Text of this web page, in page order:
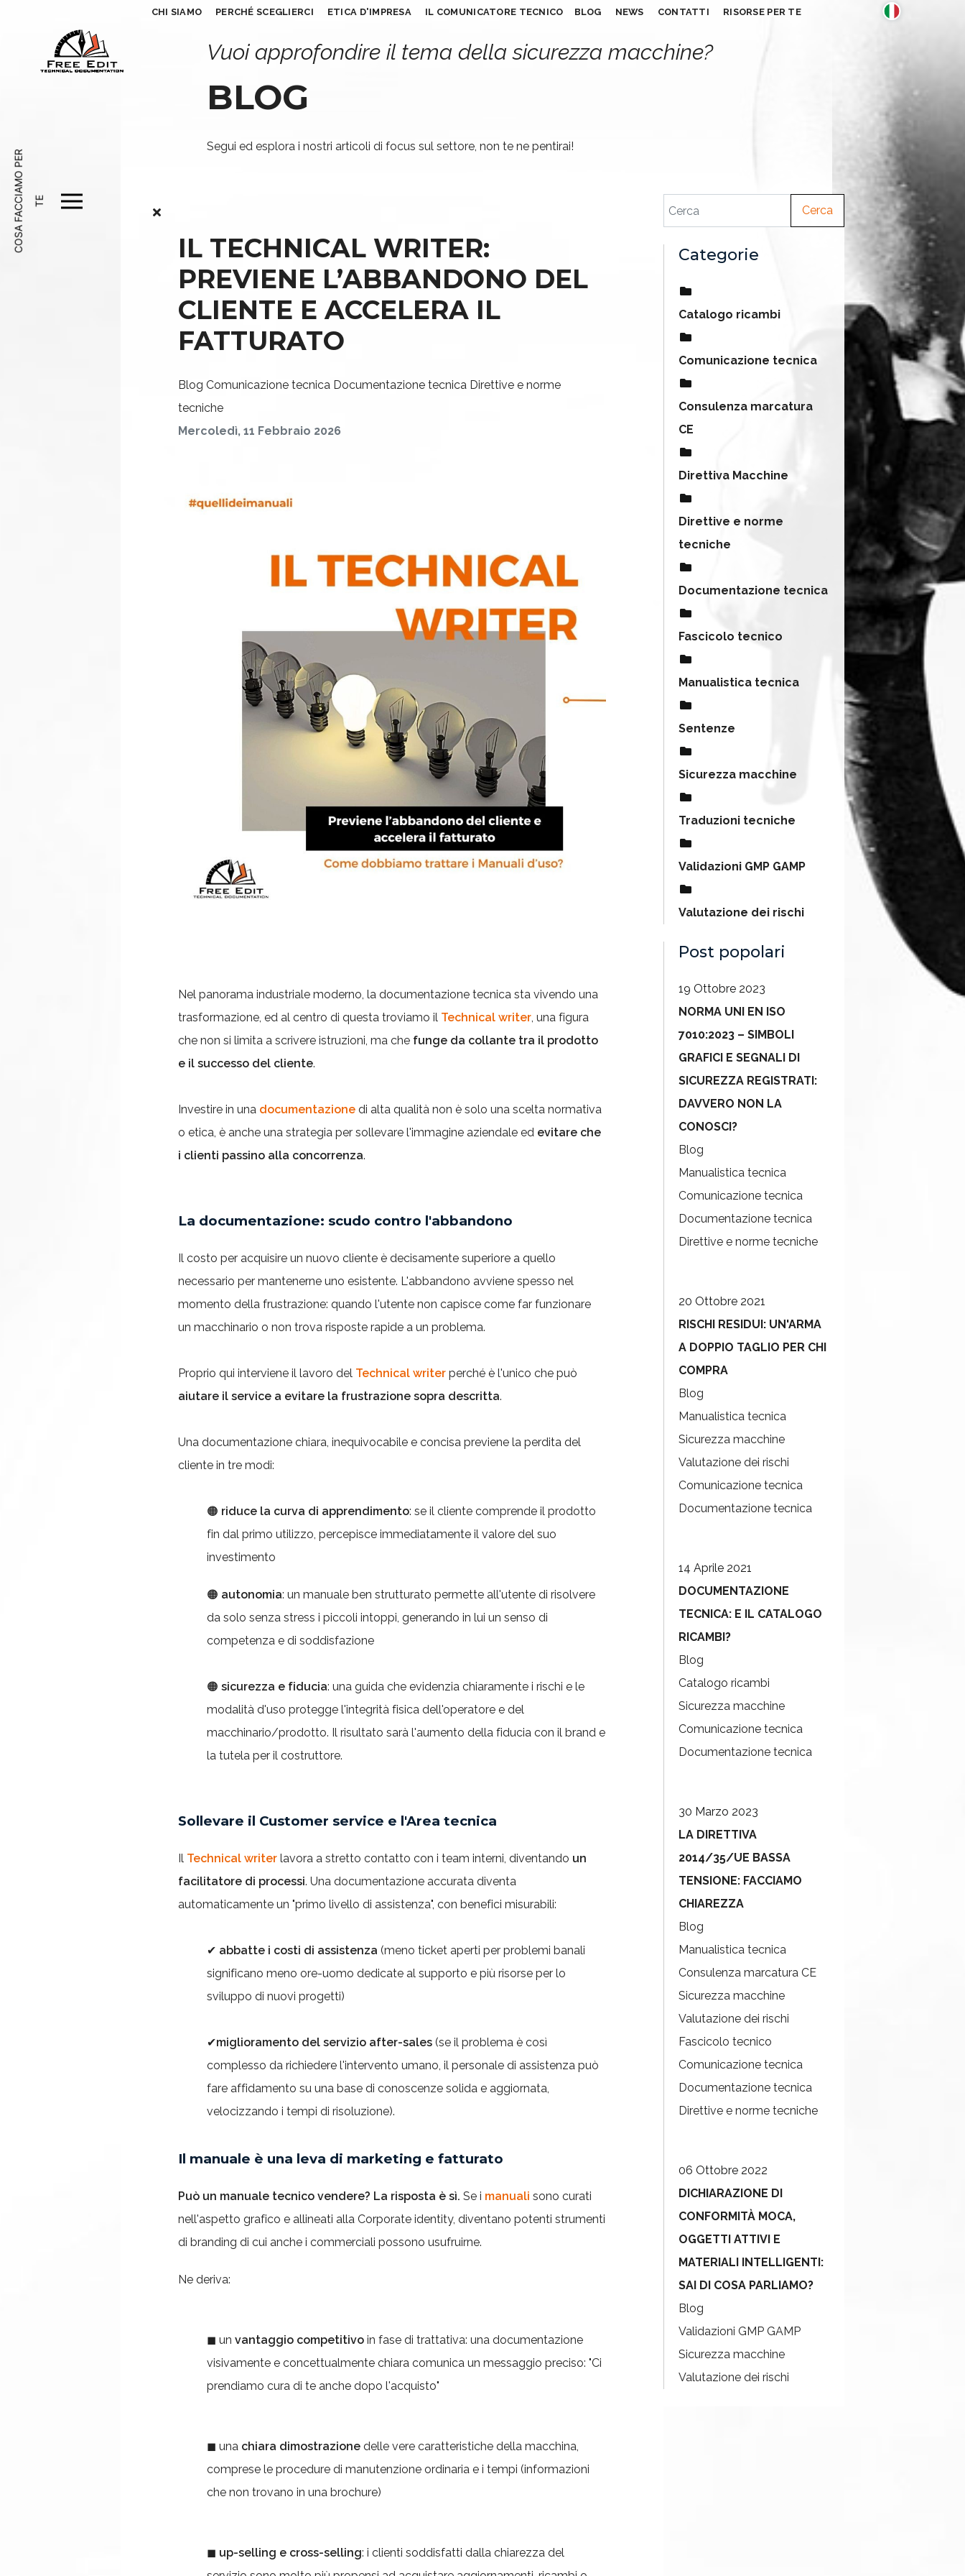
CHI SIAMO PERCHÉ SCEGLIERCI ETICA D'IMPRESA IL COMUNICATORE TECNICO BLOG NEWS CONTATTI RISORSE PER TE
C
O
S
A
F
A
C C
I
A
M
O
P
E
R
T E
Vuoi approfondire il tema della sicurezza macchine?
BLOG
Segui ed esplora i nostri articoli di focus sul settore, non te ne pentirai!
IL TECHNICAL WRITER:
PREVIENE L’ABBANDONO DEL
CLIENTE E ACCELERA IL
FATTURATO
Blog Comunicazione tecnica Documentazione tecnica Direttive e norme
tecniche
Mercoledì, 11 Febbraio 2026
Nel panorama industriale moderno, la documentazione tecnica sta vivendo una
trasformazione, ed al centro di questa troviamo il Technical writer, una figura
che non si limita a scrivere istruzioni, ma che funge da collante tra il prodotto
e il successo del cliente.
Investire in una documentazione di alta qualità non è solo una scelta normativa
o etica, è anche una strategia per sollevare l'immagine aziendale ed evitare che
i clienti passino alla concorrenza.
La documentazione: scudo contro l'abbandono
Il costo per acquisire un nuovo cliente è decisamente superiore a quello
necessario per mantenerne uno esistente. L'abbandono avviene spesso nel
momento della frustrazione: quando l'utente non capisce come far funzionare
un macchinario o non trova risposte rapide a un problema.
Proprio qui interviene il lavoro del Technical writer perché è l'unico che può
aiutare il service a evitare la frustrazione sopra descritta.
Una documentazione chiara, inequivocabile e concisa previene la perdita del
cliente in tre modi:
🟠 riduce la curva di apprendimento: se il cliente comprende il prodotto
fin dal primo utilizzo, percepisce immediatamente il valore del suo
investimento
🟠 autonomia: un manuale ben strutturato permette all'utente di risolvere
da solo senza stress i piccoli intoppi, generando in lui un senso di
competenza e di soddisfazione
🟠 sicurezza e fiducia: una guida che evidenzia chiaramente i rischi e le
modalità d'uso protegge l'integrità fisica dell'operatore e del
macchinario/prodotto. Il risultato sarà l'aumento della fiducia con il brand e
la tutela per il costruttore.
Sollevare il Customer service e l'Area tecnica
Il Technical writer lavora a stretto contatto con i team interni, diventando un
facilitatore di processi. Una documentazione accurata diventa
automaticamente un "primo livello di assistenza", con benefici misurabili:
✔ abbatte i costi di assistenza (meno ticket aperti per problemi banali
significano meno ore-uomo dedicate al supporto e più risorse per lo
sviluppo di nuovi progetti)
✔miglioramento del servizio after-sales (se il problema è così
complesso da richiedere l'intervento umano, il personale di assistenza può
fare affidamento su una base di conoscenze solida e aggiornata,
velocizzando i tempi di risoluzione).
Il manuale è una leva di marketing e fatturato
Può un manuale tecnico vendere? La risposta è sì. Se i manuali sono curati
nell'aspetto grafico e allineati alla Corporate identity, diventano potenti strumenti
di branding di cui anche i commerciali possono usufruirne.
Ne deriva:
◼ un vantaggio competitivo in fase di trattativa: una documentazione
visivamente e concettualmente chiara comunica un messaggio preciso: "Ci
prendiamo cura di te anche dopo l'acquisto"
◼ una chiara dimostrazione delle vere caratteristiche della macchina,
comprese le procedure di manutenzione ordinaria e i tempi (informazioni
che non trovano in una brochure)
◼ up-selling e cross-selling: i clienti soddisfatti dalla chiarezza del
Cerca
Categorie
Catalogo ricambi
Comunicazione tecnica
Consulenza marcatura
CE
Direttiva Macchine
Direttive e norme
tecniche
Documentazione tecnica
Fascicolo tecnico
Manualistica tecnica
Sentenze
Sicurezza macchine
Traduzioni tecniche
Validazioni GMP GAMP
Valutazione dei rischi
Post popolari
19 Ottobre 2023
NORMA UNI EN ISO
7010:2023 – SIMBOLI
GRAFICI E SEGNALI DI
SICUREZZA REGISTRATI:
DAVVERO NON LA
CONOSCI?
Blog
Manualistica tecnica
Comunicazione tecnica
Documentazione tecnica
Direttive e norme tecniche
20 Ottobre 2021
RISCHI RESIDUI: UN'ARMA
A DOPPIO TAGLIO PER CHI
COMPRA
Blog
Manualistica tecnica
Sicurezza macchine
Valutazione dei rischi
Comunicazione tecnica
Documentazione tecnica
14 Aprile 2021
DOCUMENTAZIONE
TECNICA: E IL CATALOGO
RICAMBI?
Blog
Catalogo ricambi
Sicurezza macchine
Comunicazione tecnica
Documentazione tecnica
30 Marzo 2023
LA DIRETTIVA
2014/35/UE BASSA
TENSIONE: FACCIAMO
CHIAREZZA
Blog
Manualistica tecnica
Consulenza marcatura CE
Sicurezza macchine
Valutazione dei rischi
Fascicolo tecnico
Comunicazione tecnica
Documentazione tecnica
Direttive e norme tecniche
06 Ottobre 2022
DICHIARAZIONE DI
CONFORMITÀ MOCA,
OGGETTI ATTIVI E
MATERIALI INTELLIGENTI:
SAI DI COSA PARLIAMO?
Blog
Validazioni GMP GAMP
Sicurezza macchine
Valutazione dei rischi